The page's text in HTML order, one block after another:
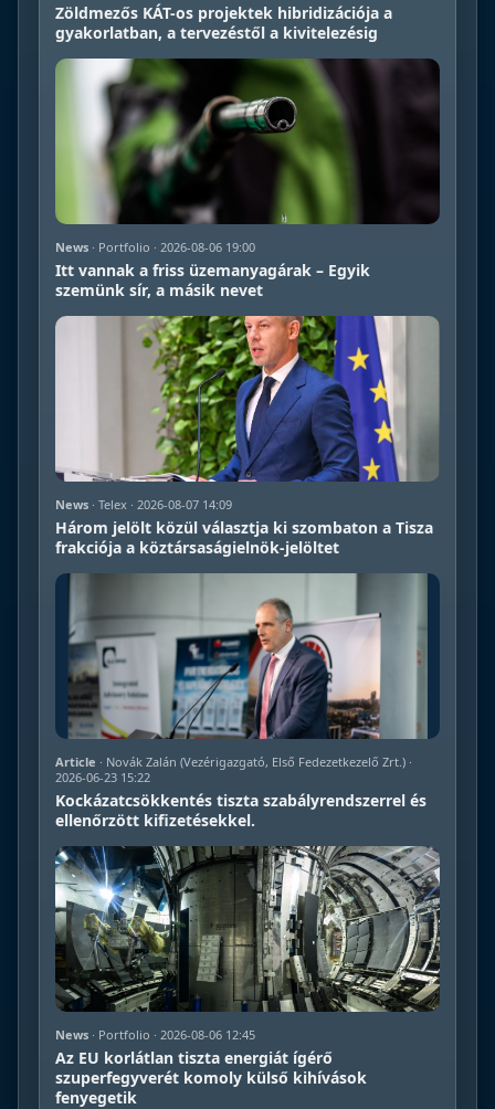
Zöldmezős KÁT-os projektek hibridizációja a
gyakorlatban, a tervezéstől a kivitelezésig
News · Portfolio · 2026-08-06 19:00
Itt vannak a friss üzemanyagárak – Egyik
szemünk sír, a másik nevet
News · Telex · 2026-08-07 14:09
Három jelölt közül választja ki szombaton a Tisza
frakciója a köztársaságielnök-jelöltet
Article · Novák Zalán (Vezérigazgató, Első Fedezetkezelő Zrt.) ·
2026-06-23 15:22
Kockázatcsökkentés tiszta szabályrendszerrel és
ellenőrzött kifizetésekkel.
News · Portfolio · 2026-08-06 12:45
Az EU korlátlan tiszta energiát ígérő
szuperfegyverét komoly külső kihívások
fenyegetik